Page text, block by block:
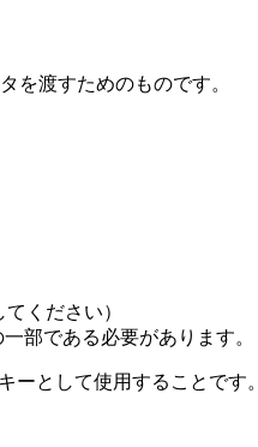
を渡すためのものです。
ください）
部である必要があります。
ーとして使用することです。